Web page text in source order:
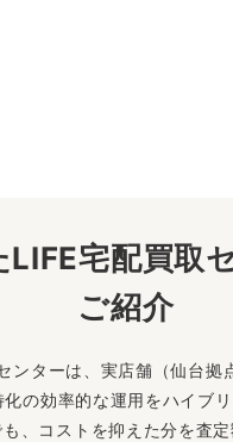
LIFE宅配買取
ご紹介
ンターは、実店舗（仙台拠
化の効率的な運用をハイブリ
、コストを抑えた分を査